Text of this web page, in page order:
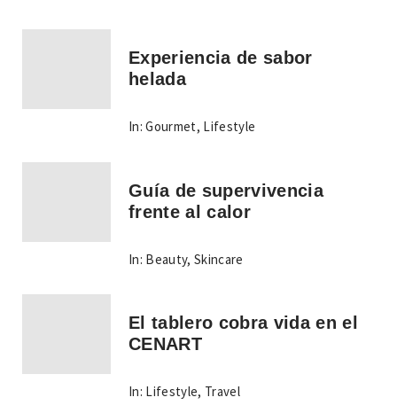
Experiencia de sabor
helada
In: Gourmet, Lifestyle
Guía de supervivencia
frente al calor
In: Beauty,Skincare
El tablero cobra vida en el
CENART
In: Lifestyle, Travel